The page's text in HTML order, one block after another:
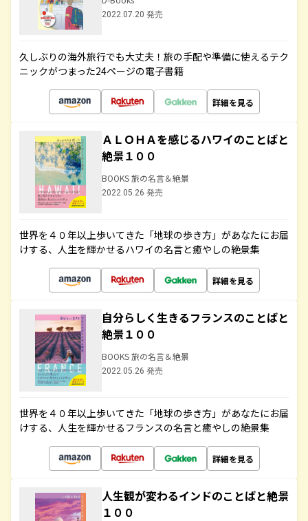
2022.07.20 発売
久しぶりの海外旅行でも大丈夫！旅の手配や準備に使えるテク
ニックがつまった24ページの電子書籍
詳細を見る
ＡＬＯＨＡを感じるハワイのことばと
絶景１００
BOOKS 旅の名言＆絶景
2022.05.26 発売
世界を４０年以上歩いてきた「地球の歩き方」があなたにお届
けする、人生を輝かせるハワイの名言と癒やしの絶景集
詳細を見る
自分らしく生きるフランスのことばと
絶景１００
BOOKS 旅の名言＆絶景
2022.05.26 発売
世界を４０年以上歩いてきた「地球の歩き方」があなたにお届
けする、人生を輝かせるフランスの名言と癒やしの絶景集
詳細を見る
人生観が変わるインドのことばと絶景
１００